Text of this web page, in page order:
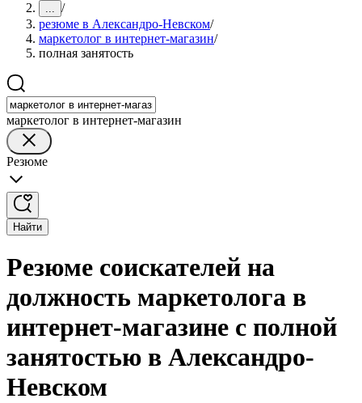
... /
резюме в Александро-Невском/
маркетолог в интернет-магазин/
полная занятость
маркетолог в интернет-магазин
Резюме
Найти
Резюме соискателей на
должность маркетолога в
интернет-магазине с полной
занятостью в Александро-
Невском